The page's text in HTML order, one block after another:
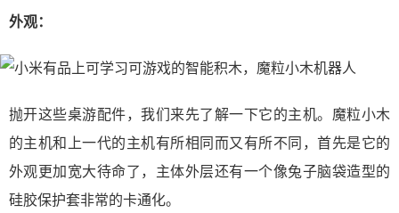
外观：
抛开这些桌游配件，我们来先了解一下它的主机。魔粒小木
的主机和上一代的主机有所相同而又有所不同，首先是它的
外观更加宽大待命了，主体外层还有一个像兔子脑袋造型的
硅胶保护套非常的卡通化。